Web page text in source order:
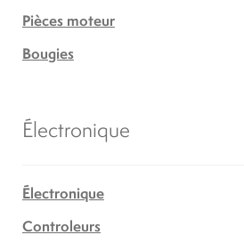
Pièces moteur
Bougies
Électronique
Électronique
Controleurs